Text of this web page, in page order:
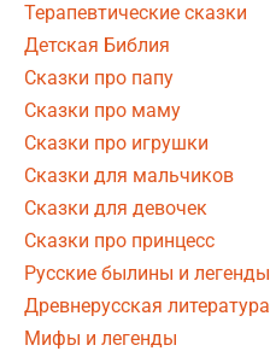
Терапевтические сказки
Детская Библия
Сказки про папу
Сказки про маму
Сказки про игрушки
Сказки для мальчиков
Сказки для девочек
Сказки про принцесс
Русские былины и легенды
Древнерусская литература
Мифы и легенды